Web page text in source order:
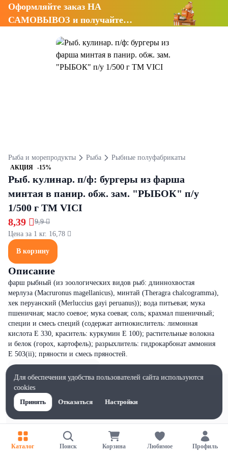
Оформляйте заказ НА
САМОВЫВОЗ и получайте
Рыба и морепродукты Рыба Рыбные полуфабрикаты
АКЦИЯ -15%
Рыб. кулинар. п/ф: бургеры из фарша
минтая в панир. обж. зам. "РЫБОК" п/у
1/500 г ТМ VICI
8,39 9,9 
Цена за 1 кг. 16,78 
В корзину
Описание
фарш рыбный (из зоологических видов рыб: длиннохвостая
мерлуза (Macruronus magellanicus), минтай (Theragra chalcogramma),
хек перуанский (Merluccius gayi peruanus)); вода питьевая; мука
пшеничная; масло соевое; мука соевая; соль; крахмал пшеничный;
специи и смесь специй (содержат антиокислитель: лимонная
кислота Е 330, краситель: куркумин Е 100); растительные волокна
и белок (горох, картофель); разрыхлитель: гидрокарбонат аммония
Е 503(ii); пряности и смесь пряностей.
Каталог Поиск Корзина Любимое Профиль
Для обеспечения удобства пользователей сайта используются
cookies
Принять
Отказаться Настройки